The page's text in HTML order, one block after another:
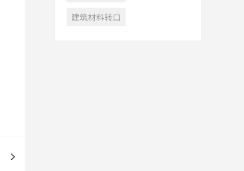
建筑材料转口